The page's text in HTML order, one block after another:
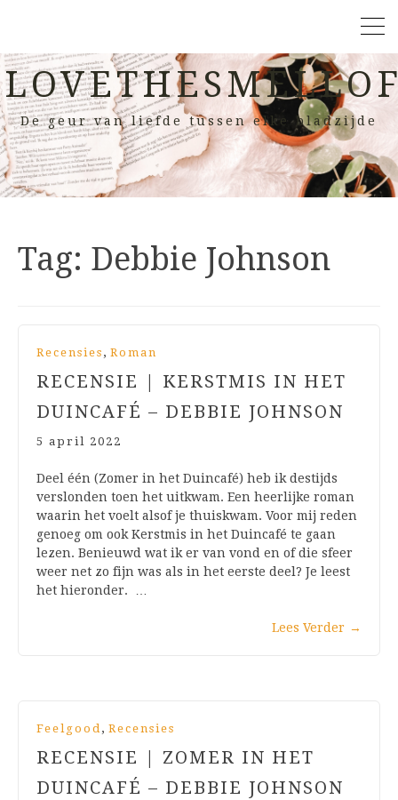
De geur van liefde tussen elke bladzijde
Tag: Debbie Johnson
Recensies , Roman
RECENSIE | KERSTMIS IN HET
DUINCAFÉ – DEBBIE JOHNSON
5 april 2022
Deel één (Zomer in het Duincafé) heb ik destijds
verslonden toen het uitkwam. Een heerlijke roman
waarin het voelt alsof je thuiskwam. Voor mij reden
genoeg om ook Kerstmis in het Duincafé te gaan
lezen. Benieuwd wat ik er van vond en of die sfeer
weer net zo fijn was als in het eerste deel? Je leest
het hieronder. …
Lees Verder →
Feelgood, Recensies
RECENSIE | ZOMER IN HET
DUINCAFÉ – DEBBIE JOHNSON